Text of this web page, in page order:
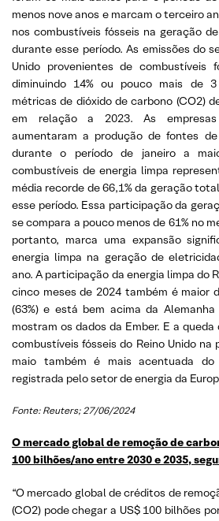
menos nove anos e marcam o terceiro
nos combustíveis fósseis na geração
durante esse período. As emissões do
Unido provenientes de combustíveis
diminuindo 14% ou pouco mais de
métricas de dióxido de carbono (CO2)
em relação a 2023. As
aumentaram a produção de fontes
durante o período de janeiro a
combustíveis de energia limpa
média recorde de 66,1% da geração
esse período. Essa participação da
se compara a pouco menos de 61% no
portanto, marca uma expansão
energia limpa na geração de
ano. A participação da energia limpa do
cinco meses de 2024 também é maior
(63%) e está bem acima da Alemanha
mostram os dados da Ember. E a queda
combustíveis fósseis do Reino Unido
maio também é mais acentuada
registrada pelo setor de energia da
Fonte: Reuters; 27/06/2024
O mercado global de remoção de
100 bilhões/ano entre 2030 e 2035,
“O mercado global de créditos de
(CO2) pode chegar a US$ 100 bilhões